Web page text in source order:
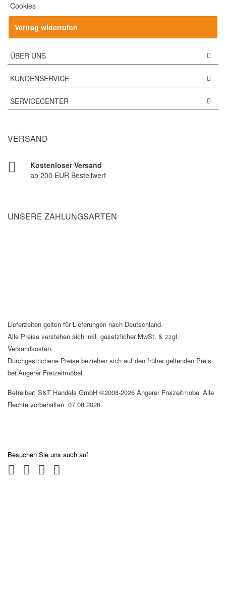
Cookies
Vertrag widerrufen
ÜBER UNS
KUNDENSERVICE
SERVICECENTER
VERSAND
Kostenloser Versand
ab 200 EUR Bestellwert
UNSERE ZAHLUNGSARTEN
Lieferzeiten gelten für Lieferungen nach Deutschland.
Alle Preise verstehen sich inkl. gesetzlicher MwSt. & zzgl.
Versandkosten.
Durchgestrichene Preise beziehen sich auf den früher geltenden Preis
bei Angerer Freizeitmöbel
Betreiber: S&T Handels GmbH ©2008-2026 Angerer Freizeitmöbel Alle
Rechte vorbehalten. 07.08.2026
Besuchen Sie uns auch auf